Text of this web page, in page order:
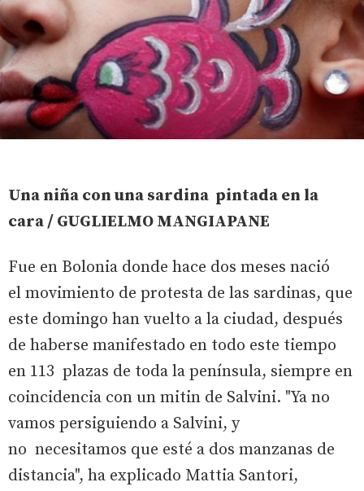
Una niña con una sardina pintada en la
cara / GUGLIELMO MANGIAPANE
Fue en Bolonia donde hace dos meses nació
el movimiento de protesta de las sardinas, que
este domingo han vuelto a la ciudad, después
de haberse manifestado en todo este tiempo
en 113 plazas de toda la península, siempre en
coincidencia con un mitin de Salvini. "Ya no
vamos persiguiendo a Salvini, y
no necesitamos que esté a dos manzanas de
distancia", ha explicado Mattia Santori,